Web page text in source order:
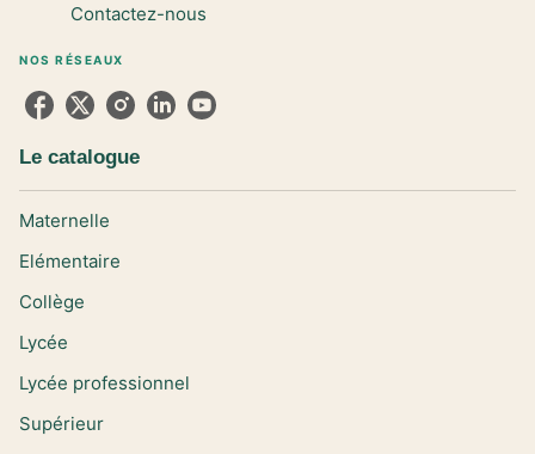
Contactez-nous
NOS RÉSEAUX
Le catalogue
Maternelle
Elémentaire
Collège
Lycée
Lycée professionnel
Supérieur